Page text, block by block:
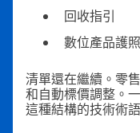
回收指引
數位產品護照
清單還在繼續。零
和自動標價調整。
這種結構的技術術